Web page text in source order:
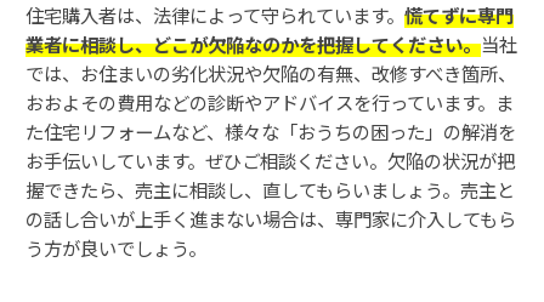
住宅購入者は、法律によって守られています。 慌てずに専門
業者に相談し、どこが欠陥なのかを把握してください。当社
では、お住まいの劣化状況や欠陥の有無、改修すべき箇所、
おおよその費用などの診断やアドバイスを行っています。ま
た住宅リフォームなど、様々な「おうちの困った」の解消を
お手伝いしています。ぜひご相談ください。欠陥の状況が把
握できたら、売主に相談し、直してもらいましょう。売主と
の話し合いが上手く進まない場合は、専門家に介入してもら
う方が良いでしょう。